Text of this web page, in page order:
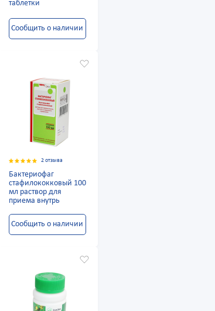
таблетки
Сообщить о наличии
2 отзыва
Бактериофаг
стафилококковый 100
мл раствор для
приема внутрь
Сообщить о наличии